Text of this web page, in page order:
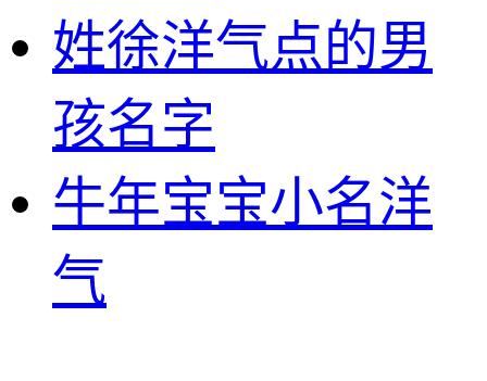
姓徐洋气点的男
孩名字
牛年宝宝小名洋
气